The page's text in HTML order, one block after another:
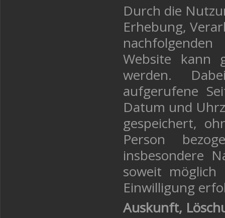
Durch die
Erhebung,
Website kann
werden.
aufgerufene
Datum und
gespeichert,
Person
insbesondere
soweit
Einwilligung
Auskunft,